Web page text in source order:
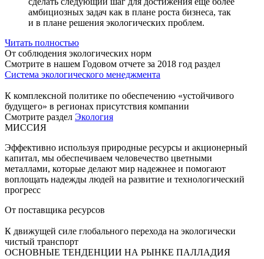
амбициозных задач как в плане роста бизнеса, так
и в плане решения экологических проблем.
Читать полностью
От соблюдения экологических норм
Смотрите в нашем Годовом отчете за 2018 год раздел
Система экологического менеджмента
К комплексной политике по обеспечению «устойчивого
будущего» в регионах присутствия компании
Смотрите раздел Экология
МИССИЯ
Эффективно используя природные ресурсы и акционерный
капитал, мы обеспечиваем человечество цветными
металлами, которые делают мир надежнее и помогают
воплощать надежды людей на развитие и технологический
прогресс
От поставщика ресурсов
К движущей силе глобального перехода на экологически
чистый транспорт
ОСНОВНЫЕ ТЕНДЕНЦИИ НА РЫНКЕ ПАЛЛАДИЯ